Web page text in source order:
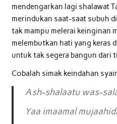
mendengarkan lagi shalawat
merindukan saat-saat subuh
tak mampu melerai keinginan
melembutkan hati yang keras
untuk tak segera bangun dari
Cobalah simak keindahan
Ash-shalaatu was-
Yaa imaamal